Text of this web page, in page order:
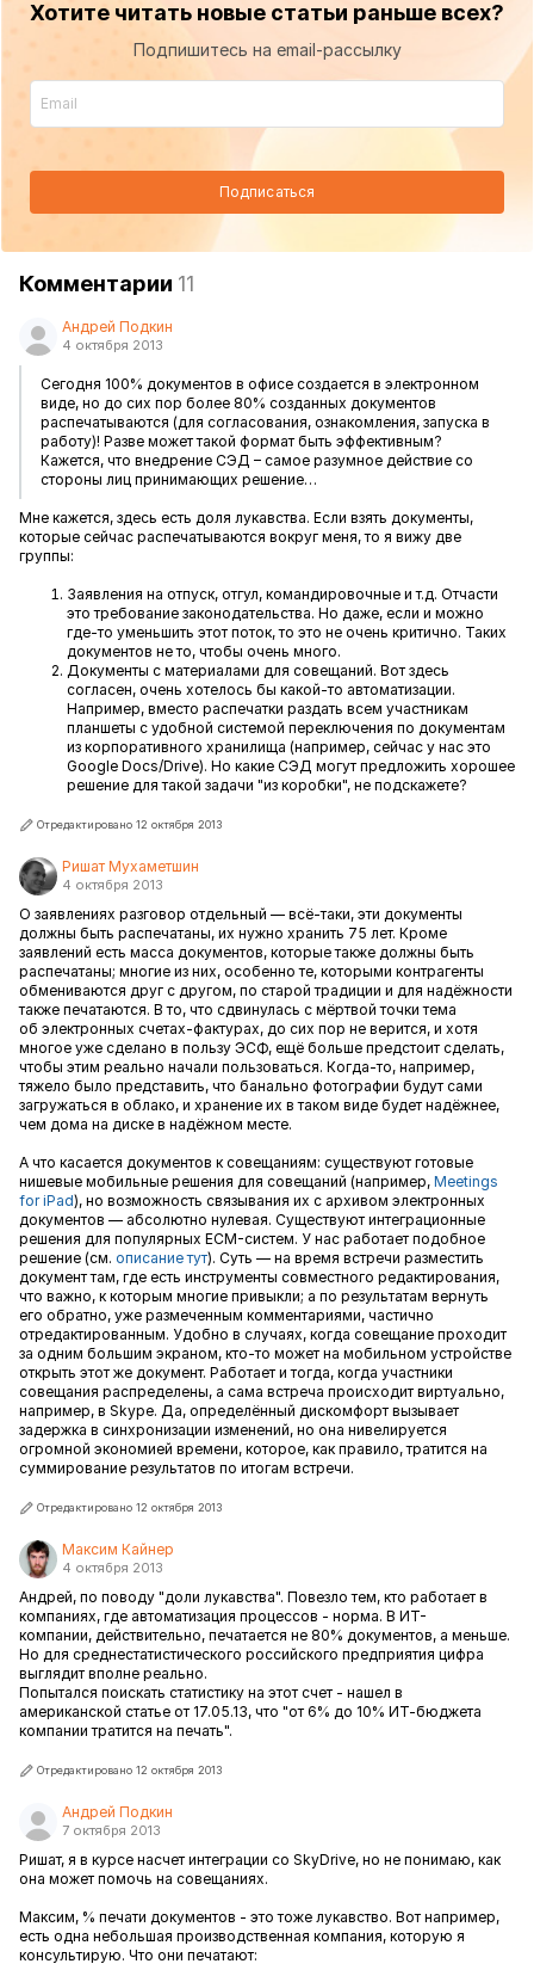
Хотите читать новые статьи раньше всех?
Подпишитесь на email-рассылку
Подписаться
Комментарии 11
Андрей Подкин
4 октября 2013
Сегодня 100% документов в офисе создается в электронном
виде, но до сих пор более 80% созданных документов
распечатываются (для согласования, ознакомления, запуска в
работу)! Разве может такой формат быть эффективным?
Кажется, что внедрение СЭД – самое разумное действие со
стороны лиц принимающих решение…
Мне кажется, здесь есть доля лукавства. Если взять документы,
которые сейчас распечатываются вокруг меня, то я вижу две
группы:
Заявления на отпуск, отгул, командировочные и т.д. Отчасти
это требование законодательства. Но даже, если и можно
где-то уменьшить этот поток, то это не очень критично. Таких
документов не то, чтобы очень много.
Документы с материалами для совещаний. Вот здесь
согласен, очень хотелось бы какой-то автоматизации.
Например, вместо распечатки раздать всем участникам
планшеты с удобной системой переключения по документам
из корпоративного хранилища (например, сейчас у нас это
Google Docs/Drive). Но какие СЭД могут предложить хорошее
решение для такой задачи "из коробки", не подскажете?
Отредактировано 12 октября 2013
Ришат Мухаметшин
4 октября 2013
О заявлениях разговор отдельный — всё-таки, эти документы
должны быть распечатаны, их нужно хранить 75 лет. Кроме
заявлений есть масса документов, которые также должны быть
распечатаны; многие из них, особенно те, которыми контрагенты
обмениваются друг с другом, по старой традиции и для надёжности
также печатаются. В то, что сдвинулась с мёртвой точки тема
об электронных счетах-фактурах, до сих пор не верится, и хотя
многое уже сделано в пользу ЭСФ, ещё больше предстоит сделать,
чтобы этим реально начали пользоваться. Когда-то, например,
тяжело было представить, что банально фотографии будут сами
загружаться в облако, и хранение их в таком виде будет надёжнее,
чем дома на диске в надёжном месте.
А что касается документов к совещаниям: существуют готовые
нишевые мобильные решения для совещаний (например, Meetings
for iPad), но возможность связывания их с архивом электронных
документов — абсолютно нулевая. Существуют интеграционные
решения для популярных ECM-систем. У нас работает подобное
решение (см. описание тут). Суть — на время встречи разместить
документ там, где есть инструменты совместного редактирования,
что важно, к которым многие привыкли; а по результатам вернуть
его обратно, уже размеченным комментариями, частично
отредактированным. Удобно в случаях, когда совещание проходит
за одним большим экраном, кто-то может на мобильном устройстве
открыть этот же документ. Работает и тогда, когда участники
совещания распределены, а сама встреча происходит виртуально,
например, в Skype. Да, определённый дискомфорт вызывает
задержка в синхронизации изменений, но она нивелируется
огромной экономией времени, которое, как правило, тратится на
суммирование результатов по итогам встречи.
Отредактировано 12 октября 2013
Максим Кайнер
4 октября 2013
Андрей, по поводу "доли лукавства". Повезло тем, кто работает в
компаниях, где автоматизация процессов - норма. В ИТ-
компании, действительно, печатается не 80% документов, а меньше.
Но для среднестатистического российского предприятия цифра
выглядит вполне реально.
Попытался поискать статистику на этот счет - нашел в
американской статье от 17.05.13, что "от 6% до 10% ИТ-бюджета
компании тратится на печать".
Отредактировано 12 октября 2013
Андрей Подкин
7 октября 2013
Ришат, я в курсе насчет интеграции со SkyDrive, но не понимаю, как
она может помочь на совещаниях.
Максим, % печати документов - это тоже лукавство. Вот например,
есть одна небольшая производственная компания, которую я
консультирую. Что они печатают: